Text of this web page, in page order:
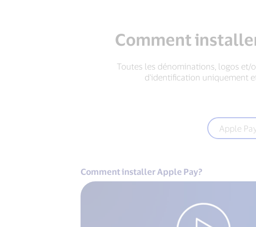
Comment
Toutes les dénominations, logos et/
d'identification uniquement
Apple
Comment installer Apple Pay?